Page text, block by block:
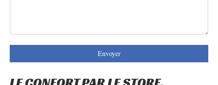
Envoyer